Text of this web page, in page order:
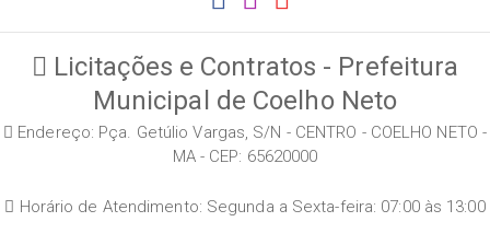
Licitações e Contratos - Prefeitura
Municipal de Coelho Neto
Endereço: Pça. Getúlio Vargas, S/N - CENTRO - COELHO NETO -
MA - CEP: 65620000
Horário de Atendimento: Segunda a Sexta-feira: 07:00 às 13:00